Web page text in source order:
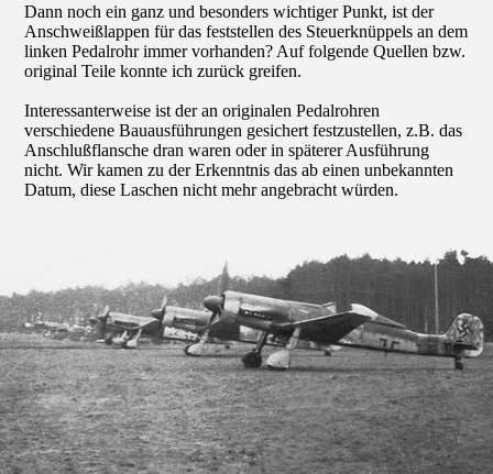
Dann noch ein ganz und besonders wichtiger Punkt, ist der
Anschweißlappen für das feststellen des Steuerknüppels an dem
linken Pedalrohr immer vorhanden? Auf folgende Quellen bzw.
original Teile konnte ich zurück greifen.
Interessanterweise ist der an originalen Pedalrohren
verschiedene Bauausführungen gesichert festzustellen, z.B. das
Anschlußflansche dran waren oder in späterer Ausführung
nicht. Wir kamen zu der Erkenntnis das ab einen unbekannten
Datum, diese Laschen nicht mehr angebracht würden.